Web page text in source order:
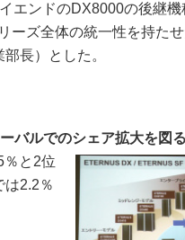
エンドのDX8000の後継機
ーズ全体の統一性を持た
長）とした。
バルでのシェア拡大を図る
と2位
は2.2％